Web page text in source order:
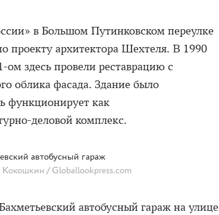
в Большом Путинковском переулке
проекту архитектора Шехтеля. В 1990
ом здесь провели реставрацию с
облика фасада. Здание было
функционирует как
деловой комплекс.
автобусный гараж
/ Globallookpress.com
автобусный гараж на улице